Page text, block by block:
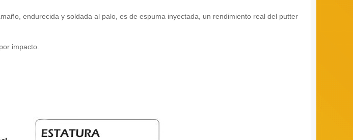
, endurecida y soldada al palo, es de espuma inyectada, un rendimiento real del putter
impacto.